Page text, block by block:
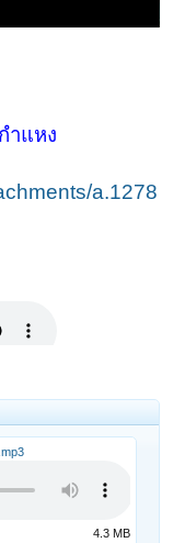
ำแหง
a.1278
4.3 MB